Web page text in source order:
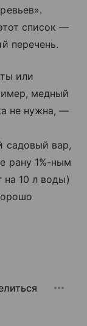
список —
перечень.
или
медный
не нужна, —
садовый вар,
рану 1%-ным
на 10 л воды)